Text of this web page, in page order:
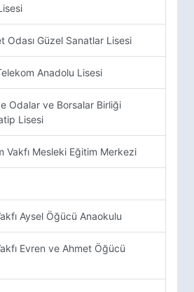
Odası Güzel Sanatlar Lisesi
Anadolu Lisesi
Odalar ve Borsalar Birliği
Lisesi
Vakfı Mesleki Eğitim Merkezi
Aysel Öğücü Anaokulu
Evren ve Ahmet Öğücü